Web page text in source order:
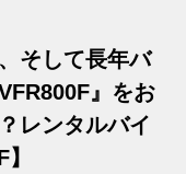
そして長年バ
』をお
レンタルバイ